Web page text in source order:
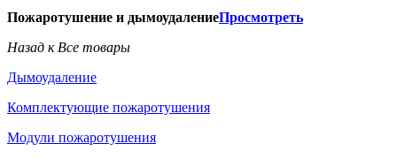
Пожаротушение и дымоудалениеПросмотреть
Назад к Все товары
Дымоудаление
Комплектующие пожаротушения
Модули пожаротушения